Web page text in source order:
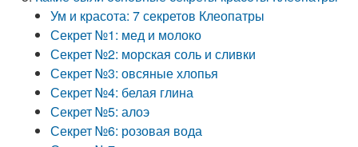
Ум и красота: 7 секретов Клеопатры
Секрет №1: мед и молоко
Секрет №2: морская соль и сливки
Секрет №3: овсяные хлопья
Секрет №4: белая глина
Секрет №5: алоэ
Секрет №6: розовая вода